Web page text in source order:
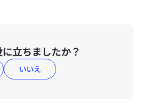
立ちましたか？
いいえ